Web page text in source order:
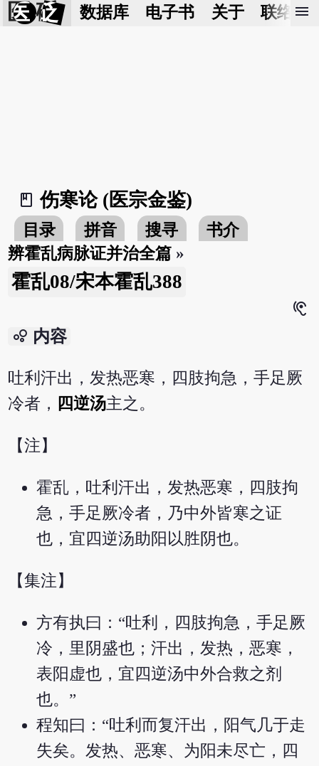
医 砭 数据库 电子书 关于 联络我
menu
book_2
伤寒论 (医宗金鉴)
目录 拼音 搜寻
书介
辨霍乱病脉证并治全篇 »
霍乱08/宋本霍乱388
hearing
bubble_chart 内容
吐利汗出，发热恶寒，四肢拘急，手足厥
冷者， 四逆汤主之。
【注】
霍乱，吐利汗出，发热恶寒，四肢拘
急，手足厥冷者，乃中外皆寒之证
也，宜四逆汤助阳以胜阴也。
【集注】
方有执曰：“吐利，四肢拘急，手足厥
冷，里阴盛也；汗出，发热，恶寒，
表阳虚也，宜四逆汤中外合救之剂
也。”
程知曰：“吐利而复汗出，阳气几于走
失矣。发热、恶寒、为阳未尽亡，四